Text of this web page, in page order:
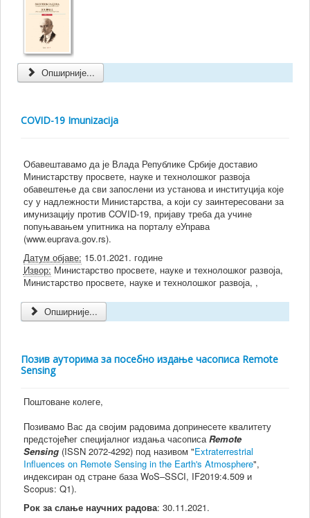
Опширније...
COVID-19 Imunizacija
Обавештавамо да је Влада Републике Србије доставио
Министарству просвете, науке и технолошког развоја
обавештење да сви запослени из установа и институција које
су у надлежности Министарства, а који су заинтересовани за
имунизацију против COVID-19, пријаву треба да учине
попуњавањем упитника на порталу еУправа
(www.euprava.gov.rs).
Датум објаве: 15.01.2021. године
Извор: Министарство просвете, науке и технолошког развоја,
Министарство просвете, науке и технолошког развоја, ,
Опширније...
Позив ауторима за посебно издање часописа Remote
Sensing
Поштоване колеге,
Позивамо Вас да својим радовима допринесете квалитету
предстојећег специјалног издања часописаRemote
Sensing(ISSN 2072-4292) под називом "Extraterrestrial
Influences on Remote Sensing in the Earth's Atmosphere",
индексиран од стране база WoS–SSCI, IF2019:4.509 и
Scopus: Q1).
Рок за слање научних радова: 30.11.2021.